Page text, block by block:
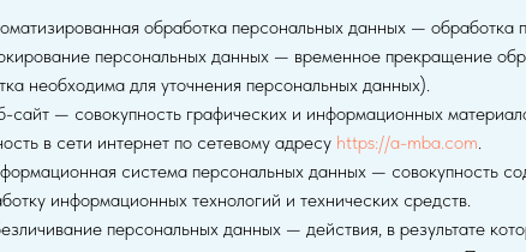
обработка персональных данных —
персональных данных — временное прекращение
необходима для уточнения персональных данных).
сайт — совокупность графических и информационных
в сети интернет по сетевому адресу https://a-mba.com.
система персональных данных — совокупность
информационных технологий и технических средств.
персональных данных — действия, в результате